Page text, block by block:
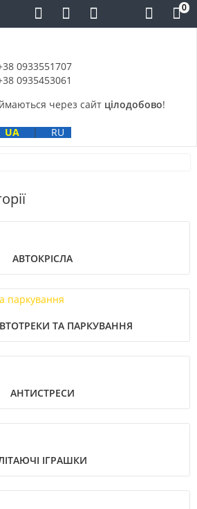
0933551707
0935453061
через сайт цілодобово!
UA | RU
0
АВТОКРІСЛА
ТА ПАРКУВАННЯ
АНТИСТРЕСИ
ІГРАШКИ